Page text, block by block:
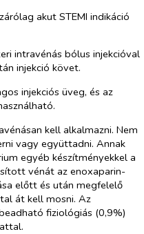
akut STEMI indikáció
intravénás bólus injekcióval
injekció követ.
injekciós üveg, és az
kell alkalmazni. Nem
vagy együttadni. Annak
egyéb készítményekkel a
vénát az enoxaparin-
előtt és után megfelelő
át kell mosni. Az
fiziológiás (0,9%)